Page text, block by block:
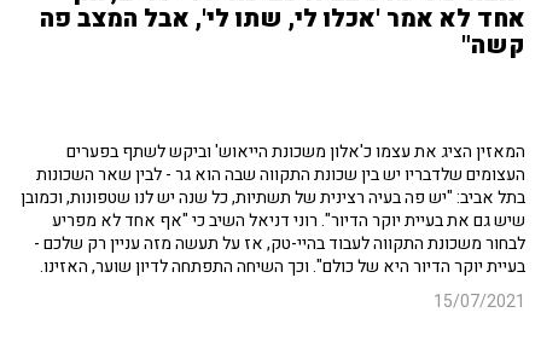
אחד לא אמר 'אכלו לי, שתו לי', אבל המצב פה
קשה"
המאזין הציג את עצמו כ'אלון משכונת הייאוש' וביקש לשתף בפערים
העצומים שלדבריו יש בין שכונת התקווה שבה הוא גר - לבין שאר השכונות
בתל אביב: "יש פה בעיה רצינית של תשתיות, כל שנה יש לנו שטפונות, וכמובן
שיש גם את בעיית יוקר הדיור". רוני דניאל השיב כי "אף אחד לא מפריע
לבחור משכונת התקווה לעבוד בהיי-טק, אז על תעשה מזה עניין רק שלכם -
בעיית יוקר הדיור היא של כולם". וכך השיחה התפתחה לדיון שוער, האזינו.
15/07/2021